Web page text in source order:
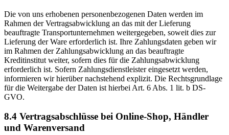
Die von uns erhobenen personenbezogenen Daten werden im
Rahmen der Vertragsabwicklung an das mit der Lieferung
beauftragte Transportunternehmen weitergegeben, soweit dies zur
Lieferung der Ware erforderlich ist. Ihre Zahlungsdaten geben wir
im Rahmen der Zahlungsabwicklung an das beauftragte
Kreditinstitut weiter, sofern dies für die Zahlungsabwicklung
erforderlich ist. Sofern Zahlungsdienstleister eingesetzt werden,
informieren wir hierüber nachstehend explizit. Die Rechtsgrundlage
für die Weitergabe der Daten ist hierbei Art. 6 Abs. 1 lit. b DS-
GVO.
8.4 Vertragsabschlüsse bei Online-Shop, Händler
und Warenversand